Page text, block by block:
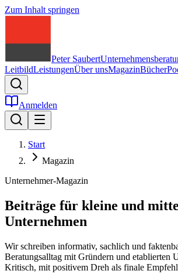
Zum Inhalt springen
Peter Saubert
LeitbildLeistungenÜber unsMagazinBücher
Anmelden
Start
Magazin
Unternehmer-Magazin
Beiträge für kleine und
Unternehmen
Wir schreiben informativ, sachlich und
Beratungsalltag mit Gründern und etablierten
Kritisch, mit positivem Dreh als finale